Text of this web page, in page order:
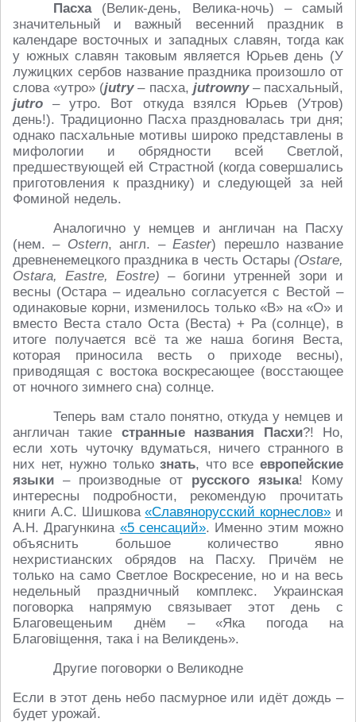
Пасха(Велик-день, Велика-ночь) – самый
значительный и важный весенний праздник в
календаре восточных и западных славян, тогда как
у южных славян таковым является Юрьев день (У
лужицких сербов название праздника произошло от
слова «утро» (jutry– пасха, jutrowny– пасхальный,
jutro – утро. Вот откуда взялся Юрьев (Утров)
день!). Традиционно Пасха праздновалась три дня;
однако пасхальные мотивы широко представлены в
мифологии и обрядности всей Светлой,
предшествующей ей Страстной (когда совершались
приготовления к празднику) и следующей за ней
Фоминой недель.
Аналогично у немцев и англичан на Пасху
(нем. – Ostern, англ. –Easter) перешло название
древненемецкого праздника в честь Остары (Ostare,
Ostara, Eastre, Eostre) – богини утренней зори и
весны (Остара – идеально согласуется с Вестой –
одинаковые корни, изменилось только «В» на «О» и
вместо Веста стало Оста (Веста) + Ра (солнце), в
итоге получается всё та же наша богиня Веста,
которая приносила весть о приходе весны),
приводящая с востока воскресающее (восстающее
от ночного зимнего сна) солнце.
Теперь вам стало понятно, откуда у немцев и
англичан такие странные названия Пасхи?! Но,
если хоть чуточку вдуматься, ничего странного в
них нет, нужно толькознать, что всеевропейские
языки – производные от русского языка! Кому
интересны подробности, рекомендую прочитать
книги А.С. Шишкова«Славянорусский корнеслов» и
А.Н. Драгункина «5 сенсаций». Именно этим можно
объяснить большое количество явно
нехристианских обрядов на Пасху. Причём не
только на само Светлое Воскресение, но и на весь
недельный праздничный комплекс. Украинская
поговорка напрямую связывает этот день с
Благовещеньим днём – «Яка погода на
Благовіщення, така i на Великдень».
Другие поговорки о Великодне
Если в этот день небо пасмурное или идёт дождь –
будет урожай.